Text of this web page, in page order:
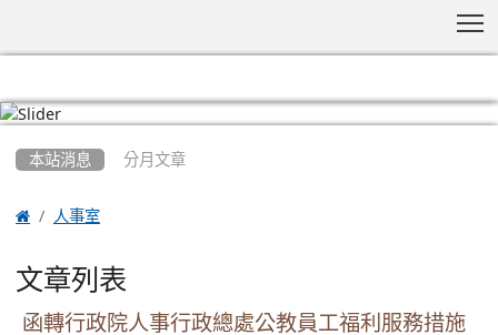
本站消息 分月文章
 人事室
文章列表
函轉行政院人事行政總處公教員工福利服務措施